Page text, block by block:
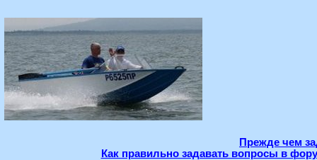
Прежде чем
Как правильно задавать вопросы в